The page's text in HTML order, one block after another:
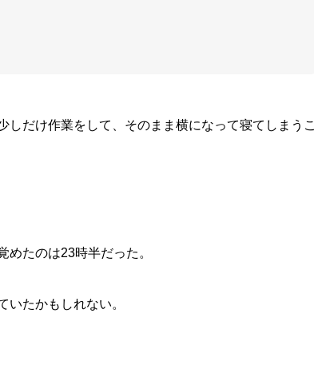
だけ作業をして、そのまま横になって寝てしまうこ
たのは23時半だった。
たかもしれない。